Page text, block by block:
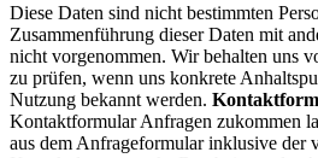
Diese Daten sind nicht bestimmten
Zusammenführung dieser Daten mit
nicht vorgenommen. Wir behalten uns
zu prüfen, wenn uns konkrete
Nutzung bekannt werden.
Kontaktformular Anfragen zukommen
aus dem Anfrageformular inklusive der